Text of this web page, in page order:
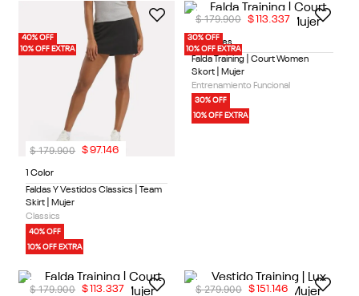
40% OFF
10% OFF EXTRA
1 Color
Faldas Y Vestidos Classics | Team
Skirt | Mujer
Classics
40% OFF
10% OFF EXTRA
$ 179.900 $97. 146
30% OFF
10% OFF EXTRA
2 Colores
Falda Training | Court Women
Skort | Mujer
Entrenamiento Funcional
30% OFF
10% OFF EXTRA
$ 179.900 $113.337
$ 179.900 $ 113.337 $ 279.900 $ 151 .146